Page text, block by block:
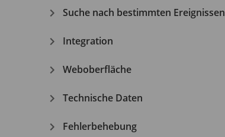
Suche nach bestimmten Ereignissen
Integration
Weboberfläche
Technische Daten
Fehlerbehebung